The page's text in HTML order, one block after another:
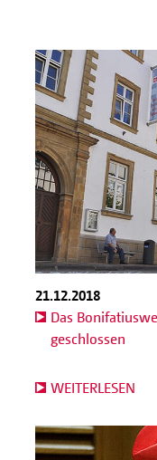
21.12.2018
Das
geschlossen
WEITERLESEN